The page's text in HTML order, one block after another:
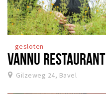
gesloten
VANNU RESTAURANT
Gilzeweg 24, Bavel